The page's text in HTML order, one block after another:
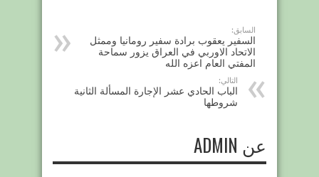
السابق:
السفير يعقوب برادة سفير رومانيا وممثل
الاتحاد الاوربي في العراق يزور سماحة
المفتي العام اعزه الله
التالي:
الباب الحادي عشر الإجارة المسألة الثانية
شروطها
عن ADMIN